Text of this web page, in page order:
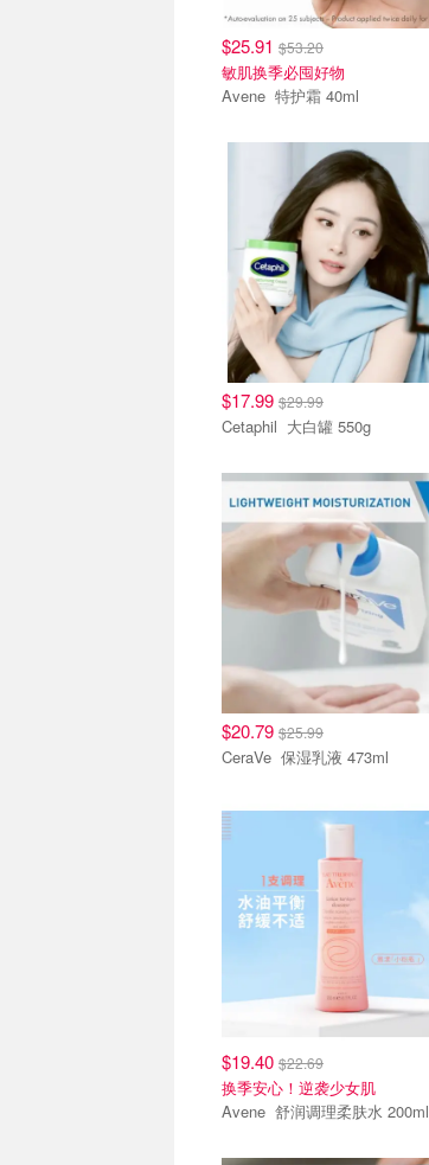
$25.91 $53.20
敏肌换季必囤好物
Avene 特护霜 40ml
$17.99 $29.99
Cetaphil 大白罐 550g
$20.79 $25.99
CeraVe 保湿乳液 473ml
$19.40 $22.69
换季安心！逆袭少女肌
Avene 舒润调理柔肤水 200ml